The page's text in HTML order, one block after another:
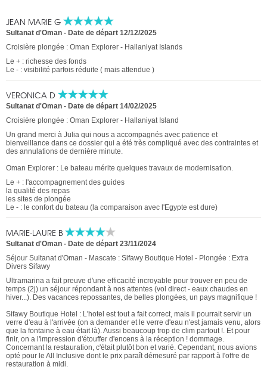
JEAN MARIE G
Sultanat d'Oman - Date de départ 12/12/2025
Croisière plongée : Oman Explorer - Hallaniyat Islands
Le + : richesse des fonds
Le - : visibilité parfois réduite ( mais attendue )
VERONICA D
Sultanat d'Oman - Date de départ 14/02/2025
Croisière plongée : Oman Explorer - Hallaniyat Island
Un grand merci à Julia qui nous a accompagnés avec patience et
bienveillance dans ce dossier qui a été très compliqué avec des contraintes et
des annulations de dernière minute.
Oman Explorer : Le bateau mérite quelques travaux de modernisation.
Le + : l'accompagnement des guides
la qualité des repas
les sites de plongée
Le - : le confort du bateau (la comparaison avec l'Egypte est dure)
MARIE-LAURE B
Sultanat d'Oman - Date de départ 23/11/2024
Séjour Sultanat d'Oman - Mascate : Sifawy Boutique Hotel - Plongée : Extra
Divers Sifawy
Ultramarina a fait preuve d'une efficacité incroyable pour trouver en peu de
temps (2j) un séjour répondant à nos attentes (vol direct - eaux chaudes en
hiver...). Des vacances repossantes, de belles plongées, un pays magnifique !
Sifawy Boutique Hotel : L'hotel est tout a fait correct, mais il pourrait servir un
verre d'eau à l'arrivée (on a demander et le verre d'eau n'est jamais venu, alors
que la fontaine à eau était là). Aussi beaucoup trop de clim partout !. Et pour
finir, on a l'impression d'étouffer d'encens à la réception ! dommage.
Concernant la restauration, c'était plutôt bon et varié. Cependant, nous avions
opté pour le All Inclusive dont le prix paraît démesuré par rapport à l'offre de
restauration à midi.